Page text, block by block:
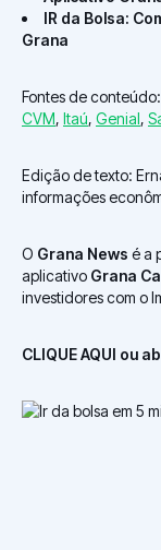
IR da Bolsa:
Grana
Fontes de conteúdo:
CVM, Itaú, Genial,
Edição de texto:
informações
O Grana News é a
aplicativo Grana
investidores com o
CLIQUE AQUI ou